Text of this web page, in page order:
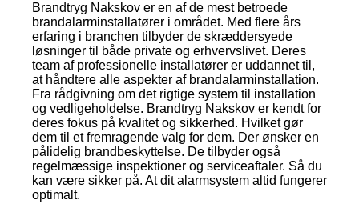
Brandtryg Nakskov er en af de mest betroede
brandalarminstallatører i området. Med flere års
erfaring i branchen tilbyder de skræddersyede
løsninger til både private og erhvervslivet. Deres
team af professionelle installatører er uddannet til,
at håndtere alle aspekter af brandalarminstallation.
Fra rådgivning om det rigtige system til installation
og vedligeholdelse. Brandtryg Nakskov er kendt for
deres fokus på kvalitet og sikkerhed. Hvilket gør
dem til et fremragende valg for dem. Der ønsker en
pålidelig brandbeskyttelse. De tilbyder også
regelmæssige inspektioner og serviceaftaler. Så du
kan være sikker på. At dit alarmsystem altid fungerer
optimalt.